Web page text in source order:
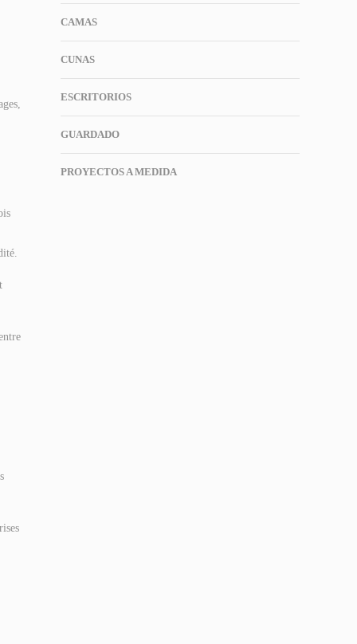
CAMAS
CUNAS
ESCRITORIOS
GUARDADO
PROYECTOS A MEDIDA